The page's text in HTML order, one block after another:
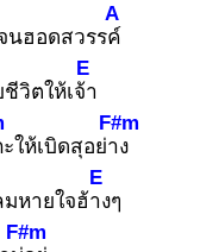
นฮอดสวรรค์
A
ชีวิตให้เจ้า
E
ะให้เบิดสุอย่าง
F#m
มหายใจฮ้าง
E
ๆ
F#m